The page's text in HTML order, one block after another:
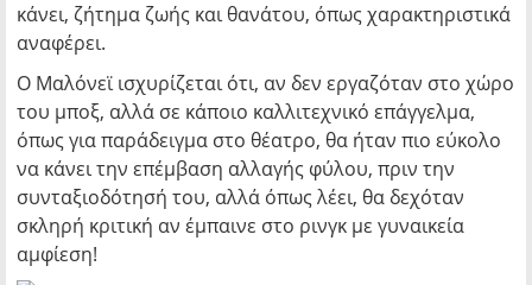
κάνει, ζήτημα ζωής και θανάτου, όπως χαρακτηριστικά
αναφέρει.
Ο Μαλόνεϊ ισχυρίζεται ότι, αν δεν εργαζόταν στο χώρο
του μποξ, αλλά σε κάποιο καλλιτεχνικό επάγγελμα,
όπως για παράδειγμα στο θέατρο, θα ήταν πιο εύκολο
να κάνει την επέμβαση αλλαγής φύλου, πριν την
συνταξιοδότησή του, αλλά όπως λέει, θα δεχόταν
σκληρή κριτική αν έμπαινε στο ρινγκ με γυναικεία
αμφίεση!